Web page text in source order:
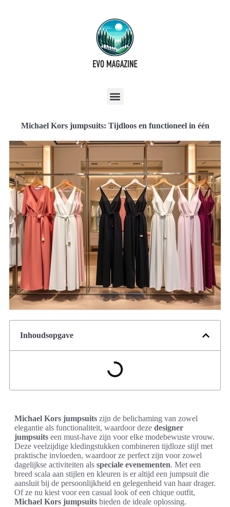
Michael Kors jumpsuits: Tijdloos en functioneel in één
Inhoudsopgave
Michael Kors jumpsuits zijn de belichaming van zowel
elegantie als functionaliteit, waardoor deze designer
jumpsuits een must-have zijn voor elke modebewuste vrouw.
Deze veelzijdige kledingstukken combineren tijdloze stijl met
praktische invloeden, waardoor ze perfect zijn voor zowel
dagelijkse activiteiten als speciale evenementen. Met een
breed scala aan stijlen en kleuren is er altijd een jumpsuit die
aansluit bij de persoonlijkheid en gelegenheid van haar drager.
Of ze nu kiest voor een casual look of een chique outfit,
Michael Kors jumpsuits bieden de ideale oplossing.